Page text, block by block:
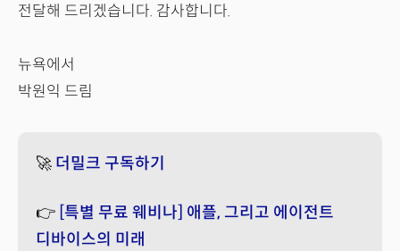
전달해 드리겠습니다. 감사합니다.
뉴욕에서
박원익 드림
🚀 더밀크 구독하기
👉 [특별 무료 웨비나] 애플, 그리고 에이전트
디바이스의 미래